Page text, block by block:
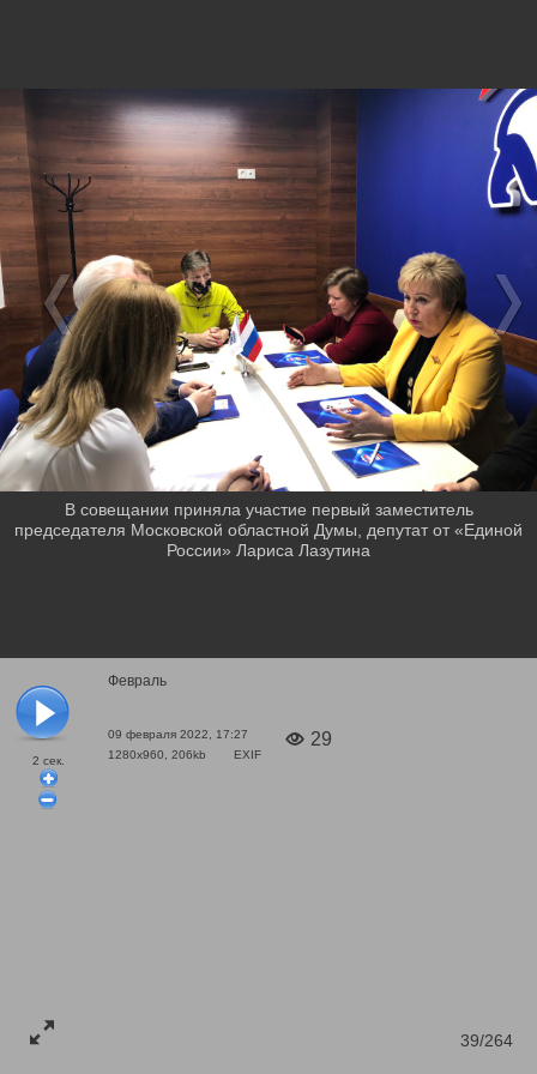
2 сек.
Февраль
09 февраля 2022, 17:27
1280x960, 206kb
EXIF
29
39/264
В совещании приняла участие первый заместитель
председателя Московской областной Думы, депутат от «Единой
России» Лариса Лазутина